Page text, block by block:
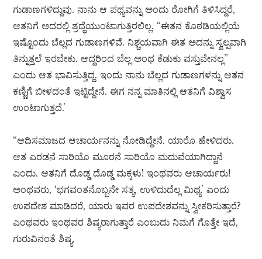
ಗುಡಾಣಗಳಿದ್ದುವು. ನಾನು ಆ ಪಥ್ಯವನ್ನು ಅಂದು ರೋಗಿಗೆ ತಿಳಿಸಿದ್ದರೆ,
ಆತನಿಗೆ ಅದರಲ್ಲಿ ಶ್ರದ್ಧೆಯುಂಟಾಗುತ್ತಿರಲಿಲ್ಲ. “ಈತನ ಕೊಠಡಿಯಲ್ಲಿಯೆ
ಇಷ್ಟೊಂದು ಬೆಲ್ಲದ ಗುಡಾಣಗಳಿವೆ. ನಿಶ್ಚಯವಾಗಿ ಈತ ಅದನ್ನು ಸ್ವಲ್ಪವಾಗಿ
ತಿನ್ನುತ್ತಲೆ ಇರಬೇಕು. ಆದ್ದರಿಂದ ಬೆಲ್ಲ ಅಂಥ ಕೆಡುಕು ವಸ್ತುವೇನಲ್ಲ”
ಎಂದು ಆತ ಭಾವಿಸುತ್ತಿದ್ದ. ಇಂದು ನಾನು ಬೆಲ್ಲದ ಗುಡಾಣಗಳನ್ನು ಆತನ
ಕಣ್ಣಿಗೆ ಬೀಳದಂತೆ ಇಟ್ಟಿದ್ದೇನೆ. ಈಗ ನನ್ನ ಮಾತಿನಲ್ಲಿ ಆತನಿಗೆ ವಿಶ್ವಾಸ
ಉಂಟಾಗುತ್ತದೆ.’
“ಆದಿಸಮಾಜದ ಆಚಾರ್ಯನನ್ನು ನೋಡಿದ್ದೇನೆ. ಯಾರೊ ಹೇಳಿದರು.
ಆತ ಎರಡನೆ ಸಾರಿಯೊ ಮೂರನೆ ಸಾರಿಯೊ ಮದುವೆಯಾಗಿದ್ದಾನೆ
ಎಂದು. ಆತನಿಗೆ ದೊಡ್ಡ ದೊಡ್ಡ ಮಕ್ಕಳು! ಇಂಥವರು ಆಚಾರ್ಯರು!
ಅಂಥವರು, ‘ಭಗವಂತನೊಬ್ಬನೇ ಸತ್ಯ, ಉಳಿದುದೆಲ್ಲ ಮಿಥ್ಯ’ ಎಂದು
ಉಪದೇಶ ಮಾಡಿದರೆ, ಯಾರು ಇವರ ಉಪದೇಶವನ್ನು ಸ್ವೀಕರಿಸುತ್ತಾರೆ?
ಎಂಥವರು ಇಂಥವರ ಶಿಷ್ಯರಾಗುತ್ತಾರೆ ಎಂಬುದು ನಿಮಗೆ ಗೊತ್ತೇ ಇದೆ,
ಗುರುವಿನಂತೆ ಶಿಷ್ಯ.